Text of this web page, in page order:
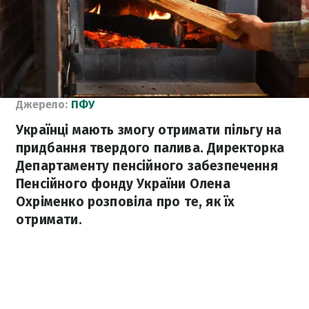
Джерело: ПФУ
Українці мають змогу отримати пільгу на
придбання твердого палива. Директорка
Департаменту пенсійного забезпечення
Пенсійного фонду України Олена
Охріменко розповіла про те, як їх
отримати.